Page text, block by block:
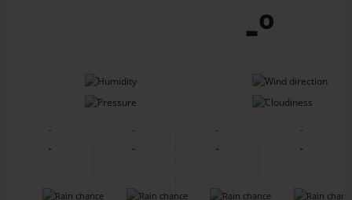
-º
-
-
-
-
-
-
-
-
-
-
-
-
-
-
-
-